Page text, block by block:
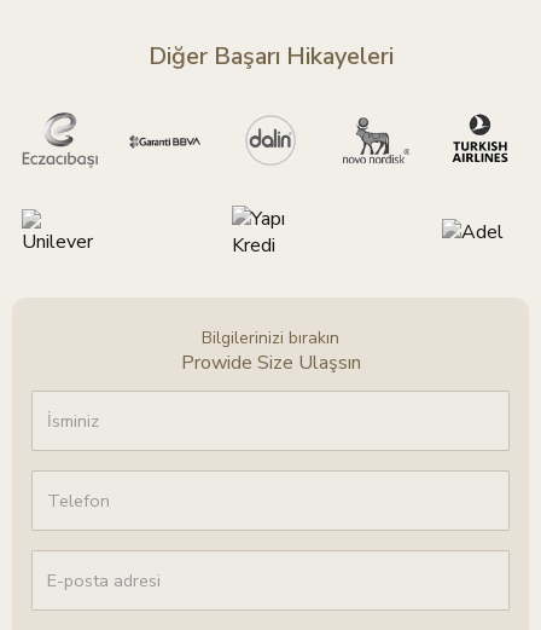
Diğer Başarı Hikayeleri
Bilgilerinizi bırakın
Prowide Size Ulaşsın